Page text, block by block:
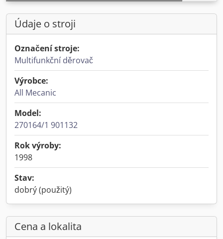
Údaje o stroji
Označení stroje:
Multifunkční děrovač
Výrobce:
All Mecanic
Model:
270164/1 901132
Rok výroby:
1998
Stav:
dobrý (použitý)
Cena a lokalita